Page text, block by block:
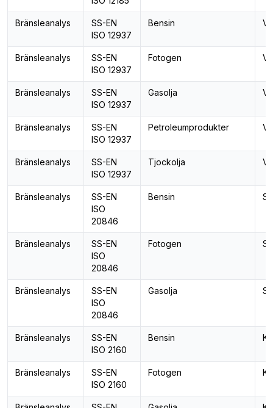
Bränsleanalys
SS-EN
ISO 12937
Bensin
Bränsleanalys
SS-EN
ISO 12937
Fotogen
Bränsleanalys
SS-EN
ISO 12937
Gasolja
Bränsleanalys
SS-EN
ISO 12937
Petroleumprodukter
Bränsleanalys
SS-EN
ISO 12937
Tjockolja
Bränsleanalys
SS-EN
ISO
20846
Bensin
Bränsleanalys
SS-EN
ISO
20846
Fotogen
Bränsleanalys
SS-EN
ISO
20846
Gasolja
Bränsleanalys
SS-EN
ISO 2160
Bensin
Bränsleanalys
SS-EN
ISO 2160
Fotogen